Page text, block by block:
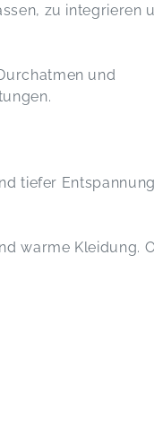
zu integrieren
und
tiefer
warme Kleidung.